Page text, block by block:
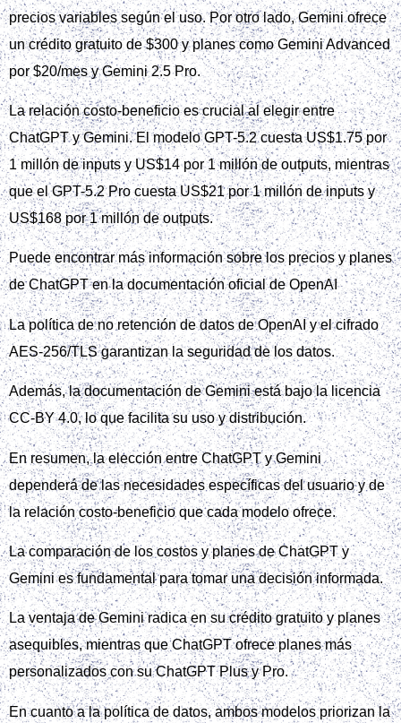
precios variables según el uso. Por otro lado, Gemini ofrece
un crédito gratuito de $300 y planes como Gemini Advanced
por $20/mes y Gemini 2.5 Pro.
La relación costo-beneficio es crucial al elegir entre
ChatGPT y Gemini. El modelo GPT-5.2 cuesta US$1.75 por
1 millón de inputs y US$14 por 1 millón de outputs, mientras
que el GPT-5.2 Pro cuesta US$21 por 1 millón de inputs y
US$168 por 1 millón de outputs.
Puede encontrar más información sobre los precios y planes
de ChatGPT en la documentación oficial de OpenAI
La política de no retención de datos de OpenAI y el cifrado
AES-256/TLS garantizan la seguridad de los datos.
Además, la documentación de Gemini está bajo la licencia
CC-BY 4.0, lo que facilita su uso y distribución.
En resumen, la elección entre ChatGPT y Gemini
dependerá de las necesidades específicas del usuario y de
la relación costo-beneficio que cada modelo ofrece.
La comparación de los costos y planes de ChatGPT y
Gemini es fundamental para tomar una decisión informada.
La ventaja de Gemini radica en su crédito gratuito y planes
asequibles, mientras que ChatGPT ofrece planes más
personalizados con su ChatGPT Plus y Pro.
En cuanto a la política de datos, ambos modelos priorizan la